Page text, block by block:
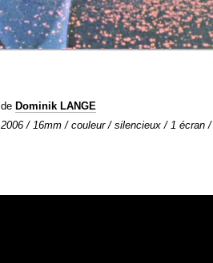
de Dominik LANGE
2006 / 16mm / couleur / silencieux / 1 écran /